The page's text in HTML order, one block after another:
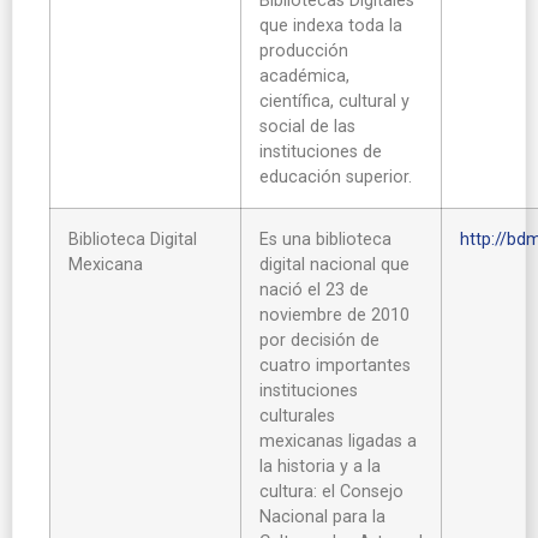
que indexa toda la
producción
académica,
científica, cultural y
social de las
instituciones de
educación superior.
Biblioteca Digital
Mexicana
Es una biblioteca
digital nacional que
nació el 23 de
noviembre de 2010
por decisión de
cuatro importantes
instituciones
culturales
mexicanas ligadas a
la historia y a la
cultura: el Consejo
Nacional para la
http://